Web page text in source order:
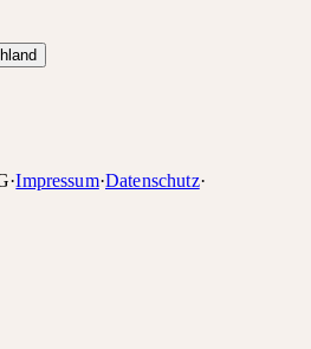
·Impressum·Datenschutz·